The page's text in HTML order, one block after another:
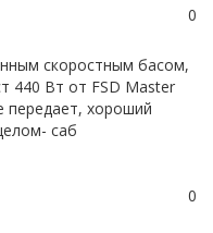
0
скоростным басом,
440 Вт от FSD Master
передает, хороший
саб
0